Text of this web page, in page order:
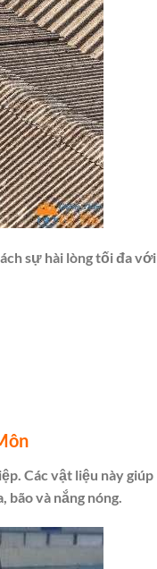
sự hài lòng tối đa với
Các vật liệu này giúp
và nắng nóng.